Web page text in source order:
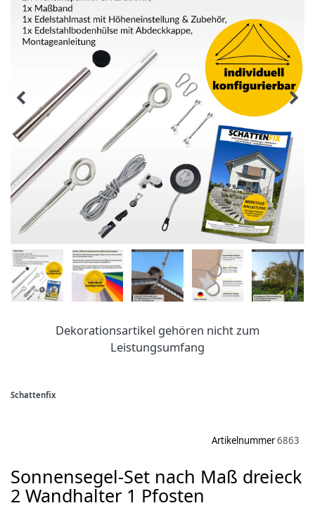
Dekorationsartikel gehören nicht zum
Leistungsumfang
Schattenfix
Artikelnummer6863
Sonnensegel-Set nach Maß dreieck
2 Wandhalter 1 Pfosten